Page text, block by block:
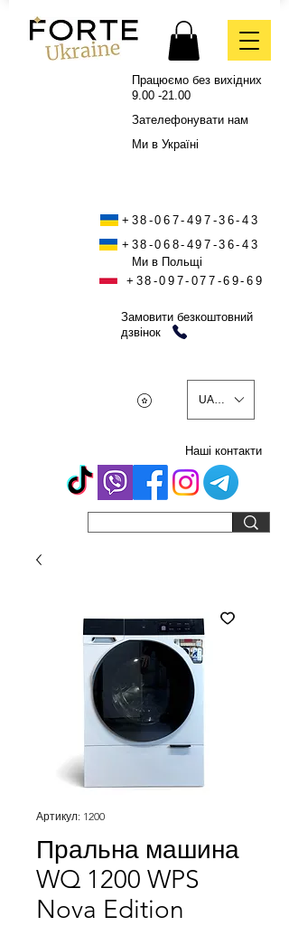
Працюємо без вихідних
9.00 -21.00
Зателефонувати нам
Ми в Україні
+38-067-497-36-43
+38-068-497-36-43
Ми в Польщі
+38-097-077-69-69
Замовити безкоштовний
дзвінок
UAH (₴)
Наші контакти
Артикул: 1200
Пральна машина
WQ 1200 WPS
Nova Edition